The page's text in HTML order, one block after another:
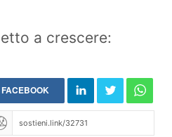
a crescere:
FACEBOOK